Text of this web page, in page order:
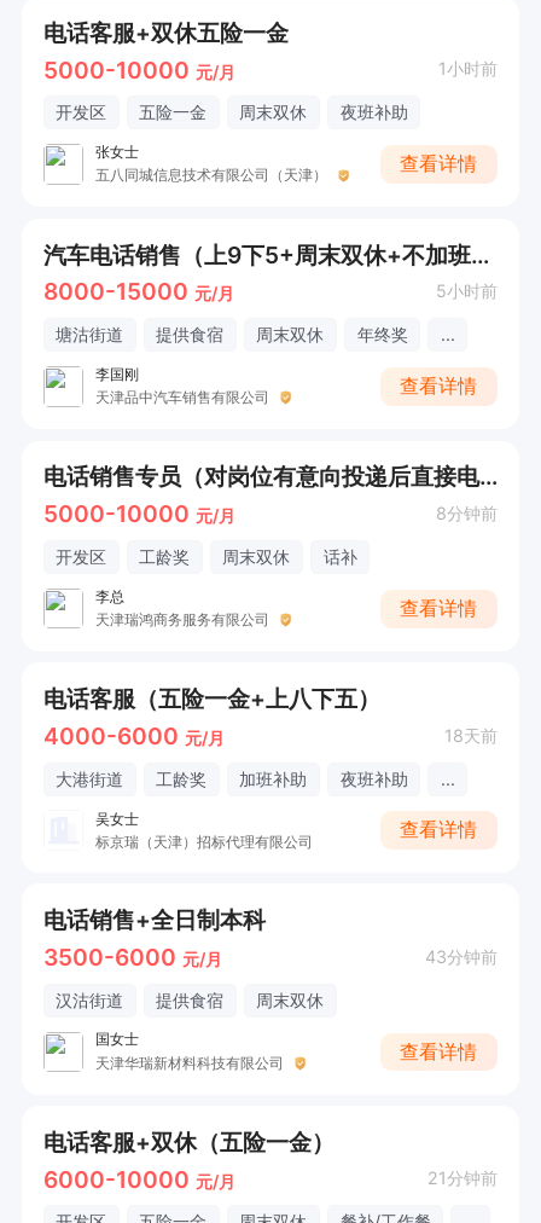
电话客服+双休五险一金
5000-10000 元/月 1小时前
开发区 五险一金 周末双休 夜班补助
张女士
五八同城信息技术有限公司（天津）
查看详情
汽车电话销售（上9下5+周末双休+不加班）直接电话联系
8000-15000 元/月 5小时前
塘沽街道 提供食宿 周末双休 年终奖 ...
李国刚
天津品中汽车销售有限公司
查看详情
电话销售专员（对岗位有意向投递后直接电话联系）
5000-10000 元/月 8分钟前
开发区 工龄奖 周末双休 话补
李总
天津瑞鸿商务服务有限公司
查看详情
电话客服（五险一金+上八下五）
4000-6000 元/月 18天前
大港街道 工龄奖 加班补助 夜班补助 ...
吴女士
标京瑞（天津）招标代理有限公司
查看详情
电话销售+全日制本科
3500-6000 元/月 43分钟前
汉沽街道 提供食宿 周末双休
国女士
天津华瑞新材料科技有限公司
查看详情
电话客服+双休（五险一金）
6000-10000 元/月 21分钟前